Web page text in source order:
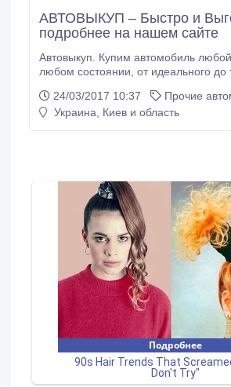
АВТОВЫКУП – Быстро и
подробнее на нашем сайте
Автовыкуп. Купим автомобиль
любом состоянии, от идеального до требующего
8623, (050)711-8182, (063)140-5952, (работаем без
выходных).
24/03/2017 10:37
Прочие
Украина, Киев и область